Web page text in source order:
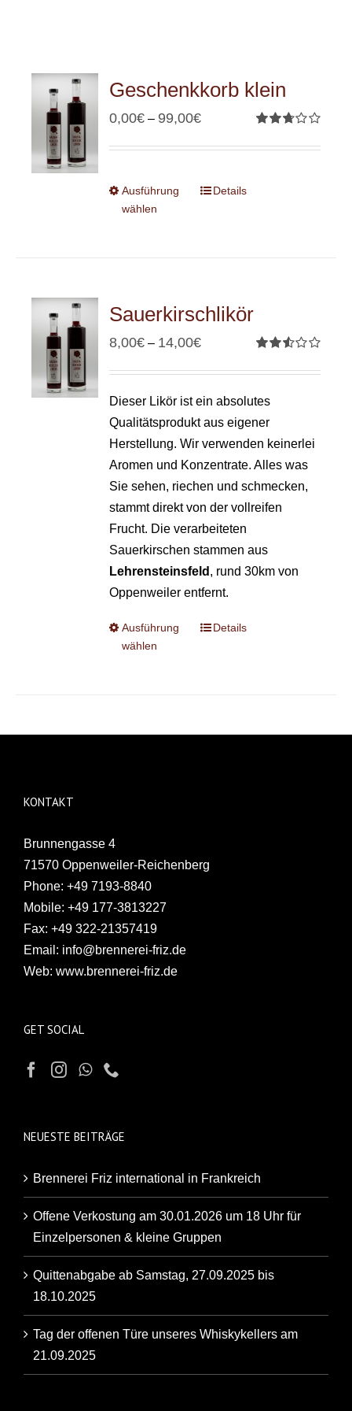
Geschenkkorb klein
mit
0,00€ – 99,00€
Ausführung
wählen
Details
Sauerkirschlikör
mit
von 5
8,00€ – 14,00€
Dieser Likör ist ein absolutes
Qualitätsprodukt aus eigener
Herstellung. Wir verwenden keinerlei
Aromen und Konzentrate. Alles was
Sie sehen, riechen und schmecken,
stammt direkt von der vollreifen
Frucht. Die verarbeiteten
Sauerkirschen stammen aus
Lehrensteinsfeld , rund 30km von
Oppenweiler entfernt.
Ausführung
wählen
Details
KONTAKT
Brunnengasse 4
71570 Oppenweiler-Reichenberg
Phone: +49 7193-8840
Mobile: +49 177-3813227
Fax: +49 322-21357419
Email: info@brennerei-friz.de
Web: www.brennerei-friz.de
GET SOCIAL
NEUESTE BEITRÄGE
Brennerei Friz international in Frankreich
Offene Verkostung am 30.01.2026 um 18 Uhr für
Einzelpersonen & kleine Gruppen
Quittenabgabe ab Samstag, 27.09.2025 bis
18.10.2025
Tag der offenen Türe unseres Whiskykellers am
21.09.2025